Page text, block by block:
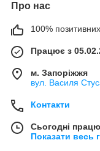
Про нас
100% позитивних
Працює з
м. Запоріжжя
вул. Василя
Контакти
Сьогодні
Показати весь